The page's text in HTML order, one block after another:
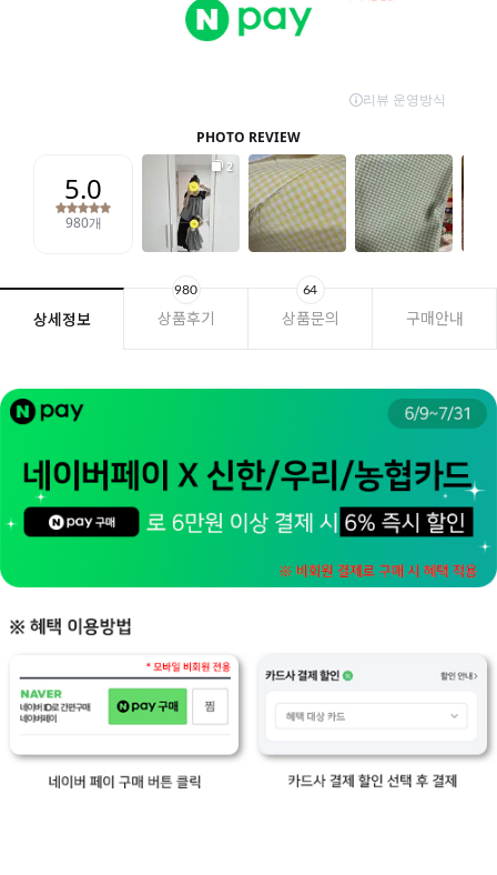
상세정보 상품후기
980
상품문의
64
구매안내